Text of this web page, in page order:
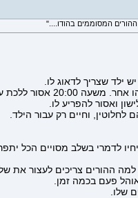
ילד שצריך לדאוג לו.
ואסור להפריע לו.
וחיים רק עבור הילד.
לדמרי בשלב מסויים הכל
ההורים צריכים לעצור את
פעם בכמה זמן.
שלו.